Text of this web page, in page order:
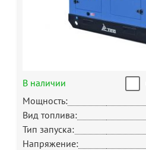
В наличии
Мощность:
Вид топлива:
Тип запуска:
Напряжение: